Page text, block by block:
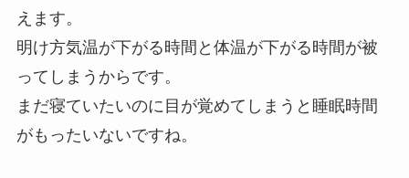
えます。
明け方気温が下がる時間と体温が下がる時間が被
ってしまうからです。
まだ寝ていたいのに目が覚めてしまうと睡眠時間
がもったいないですね。